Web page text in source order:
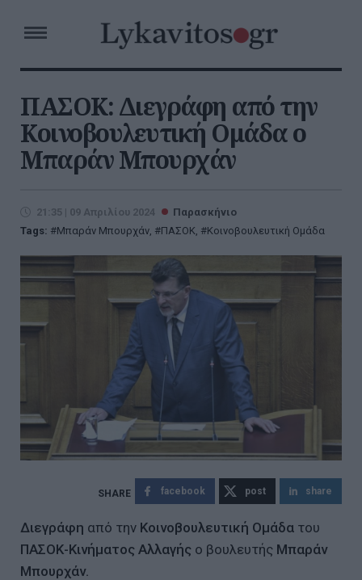
ΠΑΣΟK: Διεγράφη από την
Κοινοβουλευτική Ομάδα ο
Μπαράν Μπουρχάν
21:35 | 09 Απριλίου 2024
Παρασκήνιο
Tags:
Μπαράν Μπουρχάν, ΠΑΣΟΚ, Κοινοβουλευτική Ομάδα
facebook post share
Διεγράφη από την Κοινοβουλευτική Ομάδα του
ΠΑΣΟΚ-Κινήματος Αλλαγής ο βουλευτής Μπαράν
Μπουρχάν.